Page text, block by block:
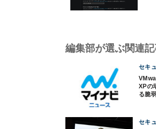
編集部が選ぶ関連
セキ
XPの
る脆
セキ